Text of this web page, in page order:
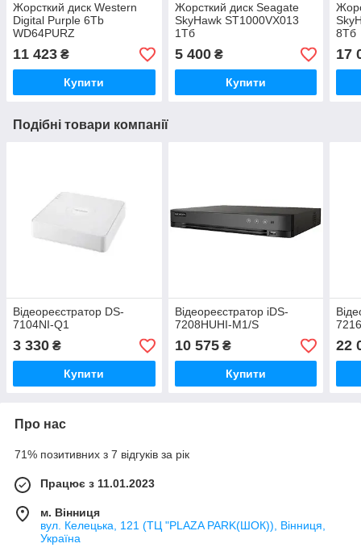
Жорсткий диск Western
Digital Purple 6Tb
WD64PURZ
11 423 ₴
Купити
Жорсткий диск Seagate
SkyHawk ST1000VX013
1Тб
5 400₴
Купити
8Тб
17
Подібні товари компанії
Відеореєстратор DS-
7104NI-Q1
3 330 ₴
Купити
Відеореєстратор iDS-
7208HUHI-M1/S
10 575₴
Купити
22
Про нас
71% позитивних з 7 відгуків за рік
Працює з 11.01.2023
м. Вінниця
вул. Келецька, 121 (ТЦ "PLAZA PARK(ШОК)), Вінниця,
Україна